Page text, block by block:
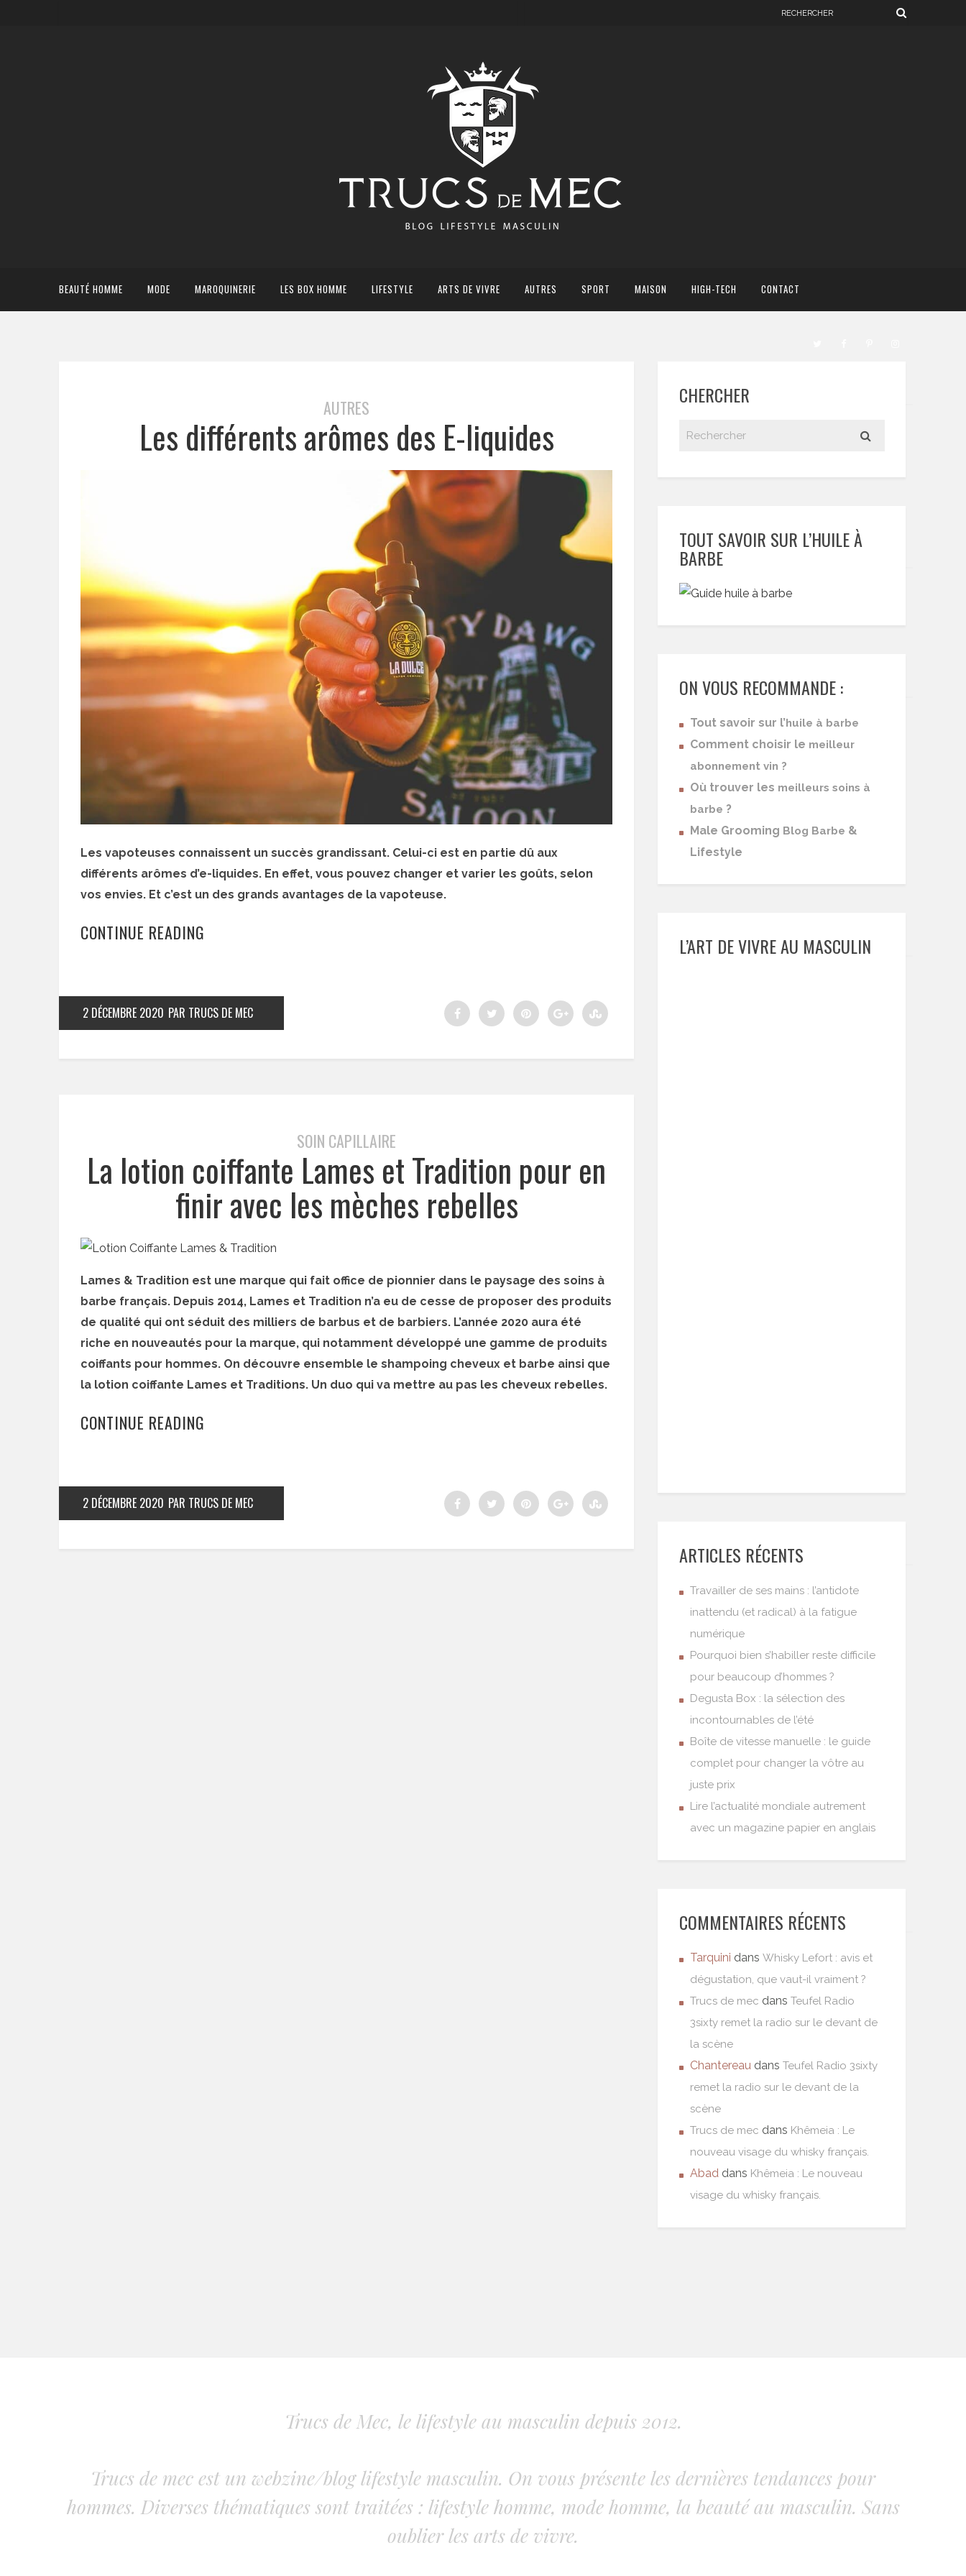
BEAUTÉ HOMME MODE MAROQUINERIE LES BOX HOMME LIFESTYLE ARTS DE VIVRE AUTRES SPORT MAISON HIGH-TECH CONTACT
AUTRES
Les différents arômes des E-liquides
Les vapoteuses connaissent un succès grandissant. Celui-ci est en partie dû aux
différents arômes d’e-liquides. En effet, vous pouvez changer et varier les goûts, selon
vos envies. Et c’est un des grands avantages de la vapoteuse.
CONTINUE READING
2 DÉCEMBRE 2020 PAR TRUCS DE MEC
SOIN CAPILLAIRE
La lotion coiffante Lames et Tradition pour en
finir avec les mèches rebelles
Lames & Tradition est une marque qui fait office de pionnier dans le paysage des soins à
barbe français. Depuis 2014, Lames et Tradition n’a eu de cesse de proposer des produits
de qualité qui ont séduit des milliers de barbus et de barbiers. L’année 2020 aura été
riche en nouveautés pour la marque, qui notamment développé une gamme de produits
coiffants pour hommes. On découvre ensemble le shampoing cheveux et barbe ainsi que
la lotion coiffante Lames et Traditions. Un duo qui va mettre au pas les cheveux rebelles.
CONTINUE READING
2 DÉCEMBRE 2020 PAR TRUCS DE MEC
CHERCHER
TOUT SAVOIR SUR L’HUILE À
BARBE
ON VOUS RECOMMANDE :
Tout savoir sur l’huile à barbe
Comment choisir le meilleur
abonnement vin ?
Où trouver les meilleurs soins à
barbe ?
Male Grooming Blog Barbe &
Lifestyle
L’ART DE VIVRE AU MASCULIN
ARTICLES RÉCENTS
Travailler de ses mains : l’antidote
inattendu (et radical) à la fatigue
numérique
Pourquoi bien s’habiller reste difficile
pour beaucoup d’hommes ?
Degusta Box : la sélection des
incontournables de l’été
Boîte de vitesse manuelle : le guide
complet pour changer la vôtre au
juste prix
Lire l’actualité mondiale autrement
avec un magazine papier en anglais
COMMENTAIRES RÉCENTS
Tarquini dans Whisky Lefort : avis et
dégustation, que vaut-il vraiment ?
Trucs de mec dans Teufel Radio
3sixty remet la radio sur le devant de
la scène
Chantereau dans Teufel Radio 3sixty
remet la radio sur le devant de la
scène
Trucs de mec dans Khêmeia : Le
nouveau visage du whisky français.
Abad dans Khêmeia : Le nouveau
visage du whisky français.
Trucs de Mec, le lifestyle au masculin depuis 2012.
Trucs de mec est un webzine/blog lifestyle masculin. On vous présente les dernières tendances pour
hommes. Diverses thématiques sont traitées : lifestyle homme, mode homme, la beauté au masculin. Sans
oublier les arts de vivre.